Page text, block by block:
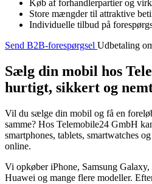
Køb af forhandlerpartier og
Store mængder til attraktive
Individuelle tilbud på
Send B2B-forespørgsel Udbetaling
Sælg din mobil hos
hurtigt, sikkert og
Vil du sælge din mobil og få en
samme? Hos Telemobile24 GmbH
smartphones, tablets, smartwatches
online.
Vi opkøber iPhone, Samsung
Huawei og mange flere modeller.